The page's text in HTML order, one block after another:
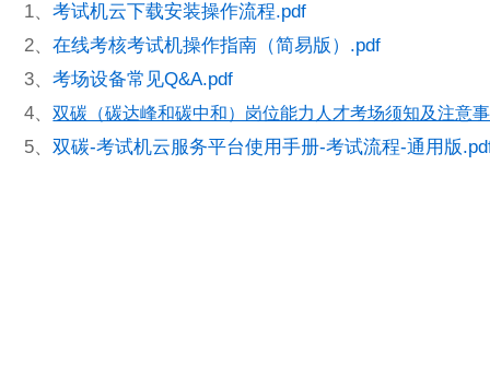
1、考试机云下载安装操作流程.pdf
2、在线考核考试机操作指南（简易版）.pdf
3、考场设备常见Q&A.pdf
4、双碳（碳达峰和碳中和）岗位能力人才考场须知及注意
5、双碳-考试机云服务平台使用手册-考试流程-通用版